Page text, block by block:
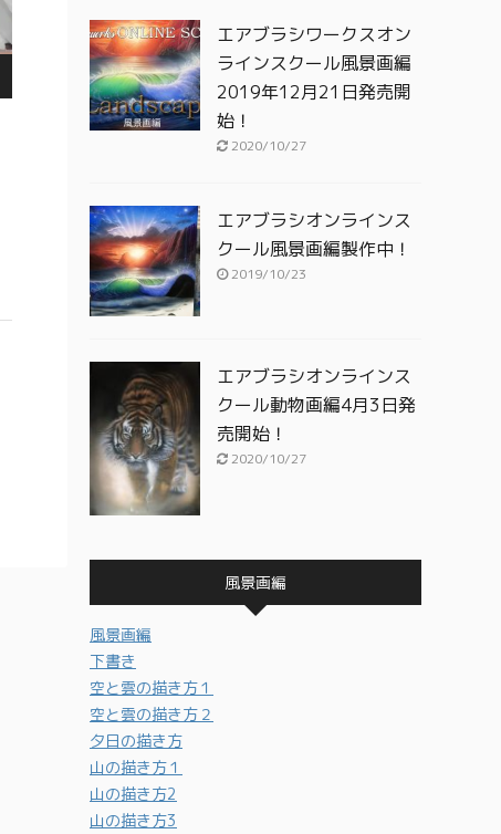
エアブラシワークスオン
ラインスクール風景画編
2019年12月21日発売開
始！
2020/10/27
エアブラシオンラインス
クール風景画編製作中！
2019/10/23
エアブラシオンラインス
クール動物画編4月3日発
売開始！
2020/10/27
風景画編
風景画編
下書き
空と雲の描き方１
空と雲の描き方２
夕日の描き方
山の描き方１
山の描き方2
山の描き方3